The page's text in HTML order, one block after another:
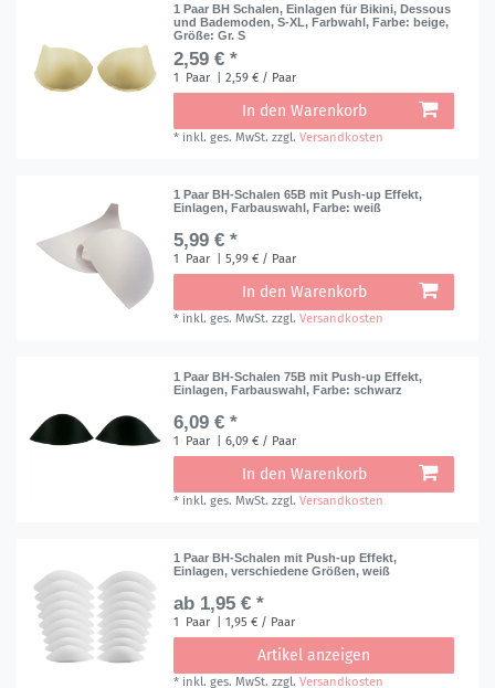
1 Paar BH Schalen, Einlagen für Bikini, Dessous
und Bademoden, S-XL, Farbwahl, Farbe: beige,
Größe: Gr. S
2,59 € *
1 Paar | 2,59 € / Paar
In den Warenkorb
* inkl. ges. MwSt. zzgl.Versandkosten
1 Paar BH-Schalen 65B mit Push-up Effekt,
Einlagen, Farbauswahl, Farbe: weiß
5,99 € *
1 Paar | 5,99 € / Paar
In den Warenkorb
* inkl. ges. MwSt. zzgl.Versandkosten
1 Paar BH-Schalen 75B mit Push-up Effekt,
Einlagen, Farbauswahl, Farbe: schwarz
6,09 € *
1 Paar | 6,09 € / Paar
In den Warenkorb
* inkl. ges. MwSt. zzgl.Versandkosten
1 Paar BH-Schalen mit Push-up Effekt,
Einlagen, verschiedene Größen, weiß
ab 1,95 € *
1 Paar | 1,95 € / Paar
Artikel anzeigen
* inkl. ges. MwSt. zzgl.Versandkosten